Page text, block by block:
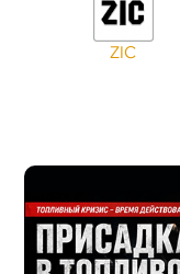
ZIC